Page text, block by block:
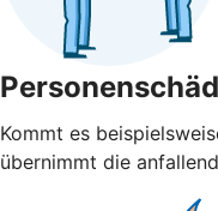
Kommt es
übernimmt die